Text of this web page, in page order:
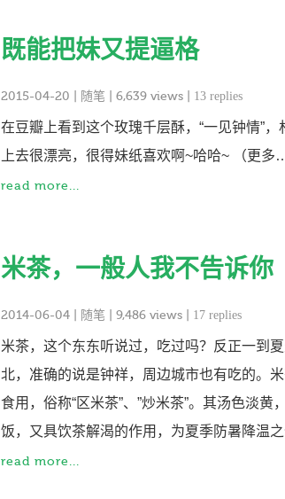
既能把妹又提逼格
2015-04-20 随笔 | 6,639 views | 13 replies
在豆瓣上看到这个玫瑰千层酥，“一见钟情”
上去很漂亮，很得妹纸喜欢啊~哈哈~ （更多…
read more...
米茶，一般人我不告诉你
2014-06-04 随笔 | 9,486 views | 17 replies
米茶，这个东东听说过，吃过吗？反正一到
北，准确的说是钟祥，周边城市也有吃的。
食用，俗称“区米茶”、”炒米茶”。其汤色淡
饭，又具饮茶解渴的作用，为夏季防暑降温
read more...